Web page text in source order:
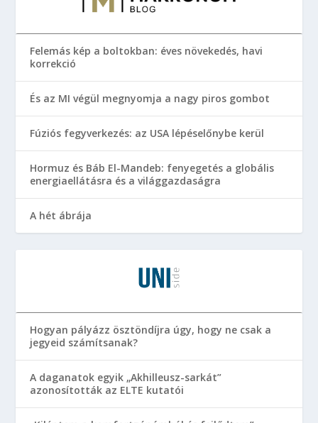
Felemás kép a boltokban: éves növekedés, havi
korrekció
És az MI végül megnyomja a nagy piros gombot
Fúziós fegyverkezés: az USA lépéselőnybe kerül
Hormuz és Báb El-Mandeb: fenyegetés a globális
energiaellátásra és a világgazdaságra
A hét ábrája
Hogyan pályázz ösztöndíjra úgy, hogy ne csak a
jegyeid számítsanak?
A daganatok egyik „Akhilleusz-sarkát”
azonosították az ELTE kutatói